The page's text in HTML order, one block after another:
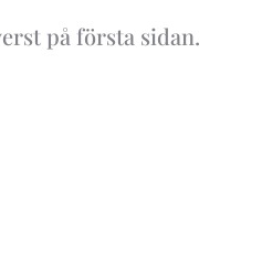
på första sidan.